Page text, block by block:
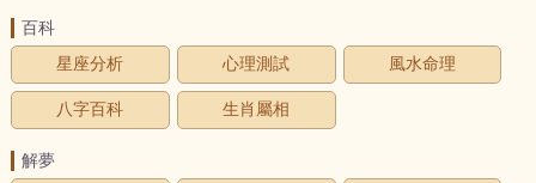
百科
星座分析
心理測試 風水命理
八字百科 生肖屬相
解夢